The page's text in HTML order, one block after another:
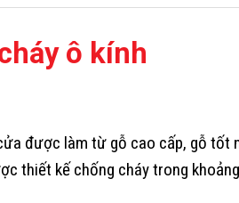
ô kính
được làm từ gỗ cao cấp, gỗ tốt
thiết kế chống cháy trong